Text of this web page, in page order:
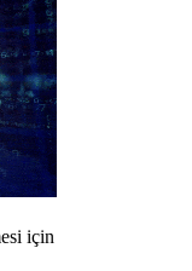
için